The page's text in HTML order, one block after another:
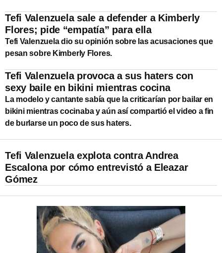
Tefi Valenzuela sale a defender a Kimberly
Flores; pide “empatía” para ella
Tefi Valenzuela dio su opinión sobre las acusaciones que
pesan sobre Kimberly Flores.
Tefi Valenzuela provoca a sus haters con
sexy baile en bikini mientras cocina
La modelo y cantante sabía que la criticarían por bailar en
bikini mientras cocinaba y aún así compartió el video a fin
de burlarse un poco de sus haters.
Tefi Valenzuela explota contra Andrea
Escalona por cómo entrevistó a Eleazar
Gómez